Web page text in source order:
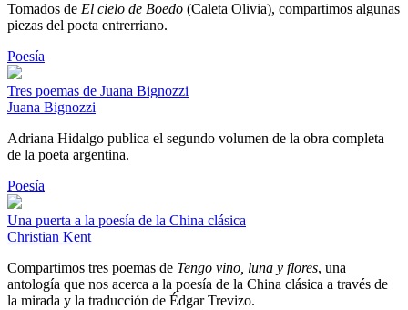
Tomados de El cielo de Boedo (Caleta Olivia), compartimos algunas
piezas del poeta entrerriano.
Poesía
Tres poemas de Juana Bignozzi
Juana Bignozzi
Adriana Hidalgo publica el segundo volumen de la obra completa
de la poeta argentina.
Poesía
Una puerta a la poesía de la China clásica
Christian Kent
Compartimos tres poemas de Tengo vino, luna y flores, una
antología que nos acerca a la poesía de la China clásica a través de
la mirada y la traducción de Édgar Trevizo.